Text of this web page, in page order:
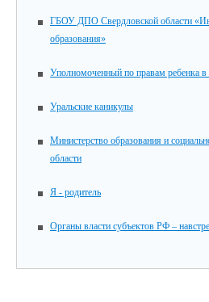
ГБОУ ДПО Свердловской области
образования»
Уполномоченный по правам ребенка в
Уральские каникулы
Министерство образования и
области
Я - родитель
Органы власти субъектов РФ –